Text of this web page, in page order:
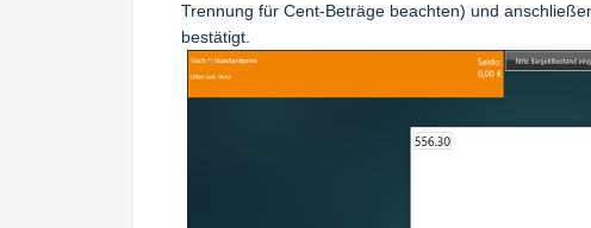
Trennung für Cent-Beträge beachten) und
bestätigt.